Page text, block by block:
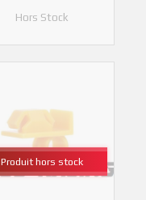
Hors Stock
Produit hors stock